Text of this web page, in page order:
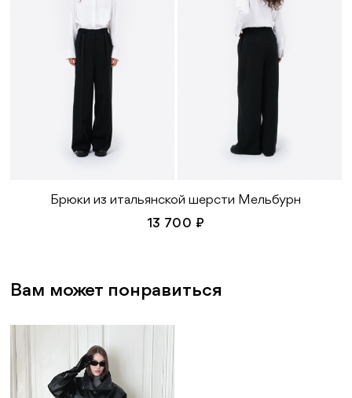
Брюки из итальянской шерсти Мельбурн
13 700 ₽
Вам может понравиться